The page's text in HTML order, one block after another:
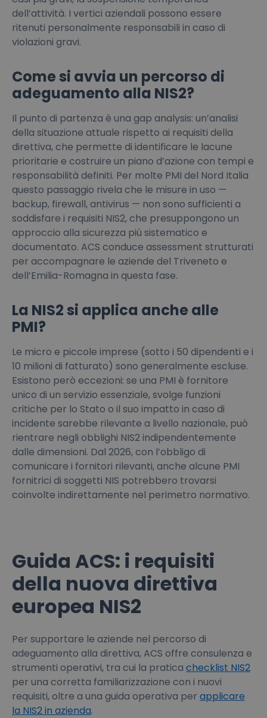
dell’attività. I vertici aziendali possono essere
ritenuti personalmente responsabili in caso di
violazioni gravi.
Come si avvia un percorso di
adeguamento alla NIS2?
Il punto di partenza è una gap analysis: un’analisi
della situazione attuale rispetto ai requisiti della
direttiva, che permette di identificare le lacune
prioritarie e costruire un piano d’azione con tempi e
responsabilità definiti. Per molte PMI del Nord Italia
questo passaggio rivela che le misure in uso —
backup, firewall, antivirus — non sono sufficienti a
soddisfare i requisiti NIS2, che presuppongono un
approccio alla sicurezza più sistematico e
documentato. ACS conduce assessment strutturati
per accompagnare le aziende del Triveneto e
dell’Emilia-Romagna in questa fase.
La NIS2 si applica anche alle
PMI?
Le micro e piccole imprese (sotto i 50 dipendenti e i
10 milioni di fatturato) sono generalmente escluse.
Esistono però eccezioni: se una PMI è fornitore
unico di un servizio essenziale, svolge funzioni
critiche per lo Stato o il suo impatto in caso di
incidente sarebbe rilevante a livello nazionale, può
rientrare negli obblighi NIS2 indipendentemente
dalle dimensioni. Dal 2026, con l’obbligo di
comunicare i fornitori rilevanti, anche alcune PMI
fornitrici di soggetti NIS potrebbero trovarsi
coinvolte indirettamente nel perimetro normativo.
Guida ACS: i requisiti
della nuova direttiva
europea NIS2
Per supportare le aziende nel percorso di
adeguamento alla direttiva, ACS offre consulenza e
strumenti operativi, tra cui la pratica checklist NIS2
per una corretta familiarizzazione con i nuovi
requisiti, oltre a una guida operativa per applicare
la NIS2 in azienda.